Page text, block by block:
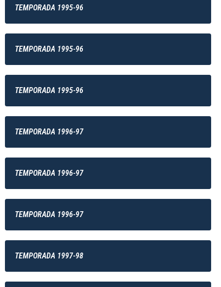
TEMPORADA 1995-96
TEMPORADA 1995-96
TEMPORADA 1995-96
TEMPORADA 1996-97
TEMPORADA 1996-97
TEMPORADA 1996-97
TEMPORADA 1997-98